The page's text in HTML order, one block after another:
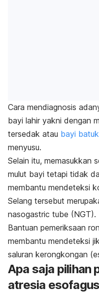
Cara mendiagnosis
bayi lahir yakni dengan
tersedak atau bayi batuk
menyusu.
Selain itu, memasukkan
mulut bayi tetapi tidak
membantu mendeteksi
Selang tersebut
nasogastric tube (NGT).
Bantuan pemeriksaan
membantu mendeteksi
saluran kerongkongan
Apa saja pilihan
atresia